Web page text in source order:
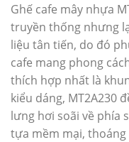
Ghế cafe mây nhựa
truyền thống nhưng
liệu tân tiến, do đó
cafe mang phong
thích hợp nhất là
kiểu dáng, MT2A230
lưng hơi soãi về phía
tựa mềm mại, thoáng